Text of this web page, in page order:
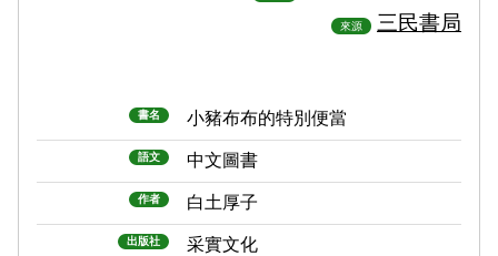
來源 三民書局
書名 小豬布布的特別便當
語文 中文圖書
作者 白土厚子
出版社 采實文化